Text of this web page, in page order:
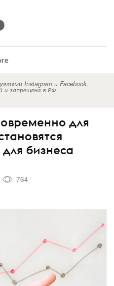
Instagram и Facebook,
и запрещена в РФ
для
бизнеса
764